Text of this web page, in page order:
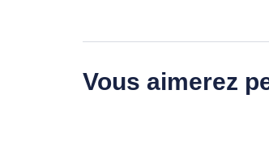
Vous aimerez